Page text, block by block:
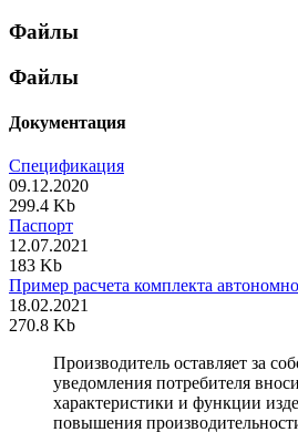
Файлы
Файлы
Документация
Спецификация
09.12.2020
299.4 Kb
Паспорт
12.07.2021
183 Kb
Пример расчета комплекта
18.02.2021
270.8 Kb
Производитель оставляет за
уведомления потребителя
характеристики и функции
повышения